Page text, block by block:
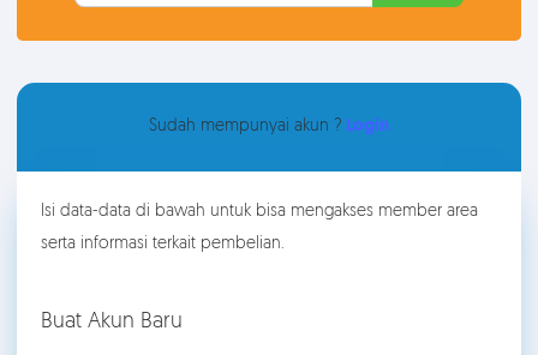
Sudah mempunyai akun ? Login
Isi data-data di bawah untuk bisa mengakses member area
serta informasi terkait pembelian.
Buat Akun Baru